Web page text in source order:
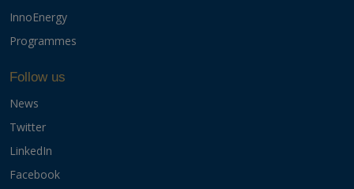
InnoEnergy
Programmes
Follow us
News
Twitter
LinkedIn
Facebook